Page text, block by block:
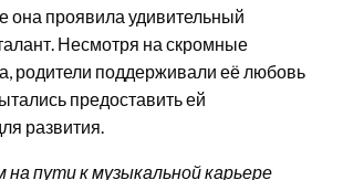
она проявила удивительный
Несмотря на скромные
родители поддерживали её любовь
предоставить ей
развития.
пути к музыкальной карьере